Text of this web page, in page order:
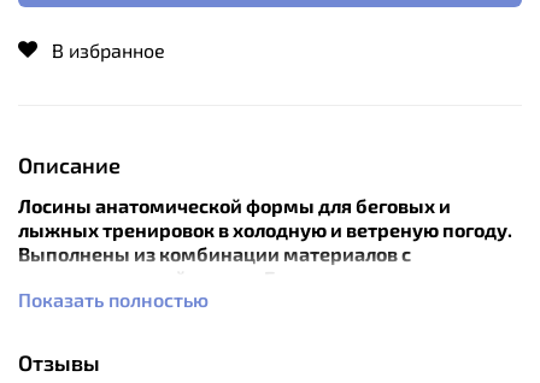
В избранное
Описание
Лосины анатомической формы для беговых и
лыжных тренировок в холодную и ветреную погоду.
Выполнены из комбинации материалов с
различными свойствами. Благодаря использованию
материала WindStopper® Soﬅ Shell спереди,
Показать полностью
Отзывы